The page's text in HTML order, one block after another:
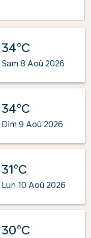
34°C
Sam 8 Aoû 2026
34°C
Dim 9 Aoû 2026
31°C
Lun 10 Aoû 2026
30°C